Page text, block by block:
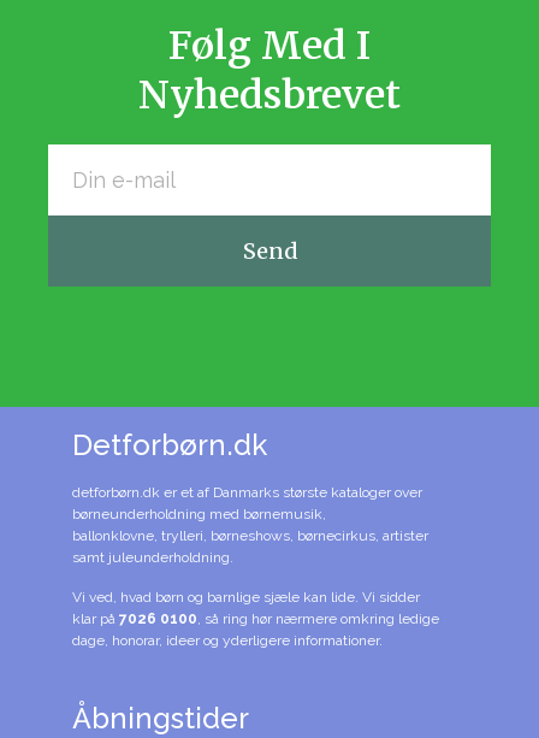
Følg Med I
Nyhedsbrevet
Send
Detforbørn.dk
detforbørn.dk er et af Danmarks største kataloger over
børneunderholdning med børnemusik,
ballonklovne, trylleri, børneshows, børnecirkus, artister
samt juleunderholdning.
Vi ved, hvad børn og barnlige sjæle kan lide. Vi sidder
klar på 7026 0100 , så ring hør nærmere omkring ledige
dage, honorar, ideer og yderligere informationer.
Åbningstider